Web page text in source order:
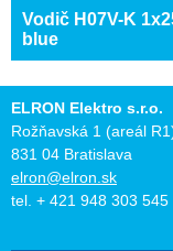
Vodič H07V-K
blue
ELRON Elektro s.r.o.
Rožňavská 1 (areál
831 04 Bratislava
elron@elron.sk
tel. + 421 948 303